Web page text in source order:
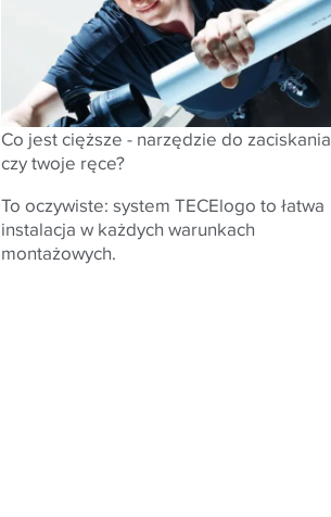
Co jest cięższe - narzędzie do zaciskania
czy twoje ręce?
To oczywiste: system TECElogo to łatwa
instalacja w każdych warunkach
montażowych.